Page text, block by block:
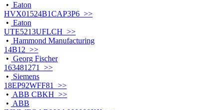
• Eaton
HVX01524B1CAP3P6 >>
• Eaton
UTE5213UFLCH >>
• Hammond Manufacturing
14B12 >>
• Georg Fischer
163481271 >>
• Siemens
18EP92WFF81 >>
• ABB CBKH >>
• ABB